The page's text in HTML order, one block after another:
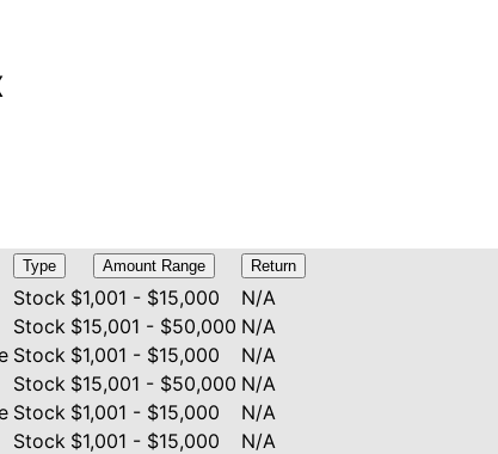
Type Amount Range Return
Stock $1,001 - $15,000
N/A
Stock $15,001 - $50,000 N/A
Stock $1,001 - $15,000
N/A
Stock $15,001 - $50,000 N/A
Stock $1,001 - $15,000
N/A
Stock $1,001 - $15,000
N/A